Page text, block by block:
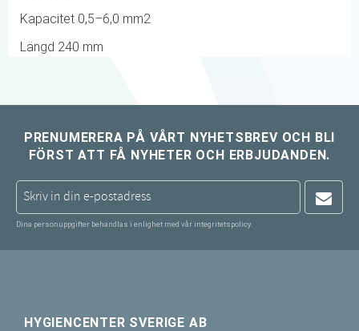
Kapacitet 0,5–6,0 mm2
Längd 240 mm
PRENUMERERA PÅ VÅRT NYHETSBREV OCH BLI
FÖRST ATT FÅ NYHETER OCH ERBJUDANDEN.
Dina personuppgifter behandlas i enlighet med vår integritetspolicy.
HYGIENCENTER SVERIGE AB